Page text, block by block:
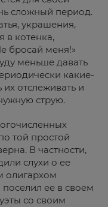
сложный период.
украшения,
в котенка,
бросай меня!»
меньше давать
какие-
их отслеживать и
струю.
той простой
В частности,
слухи о ее
олигархом
ее в своем
со своим